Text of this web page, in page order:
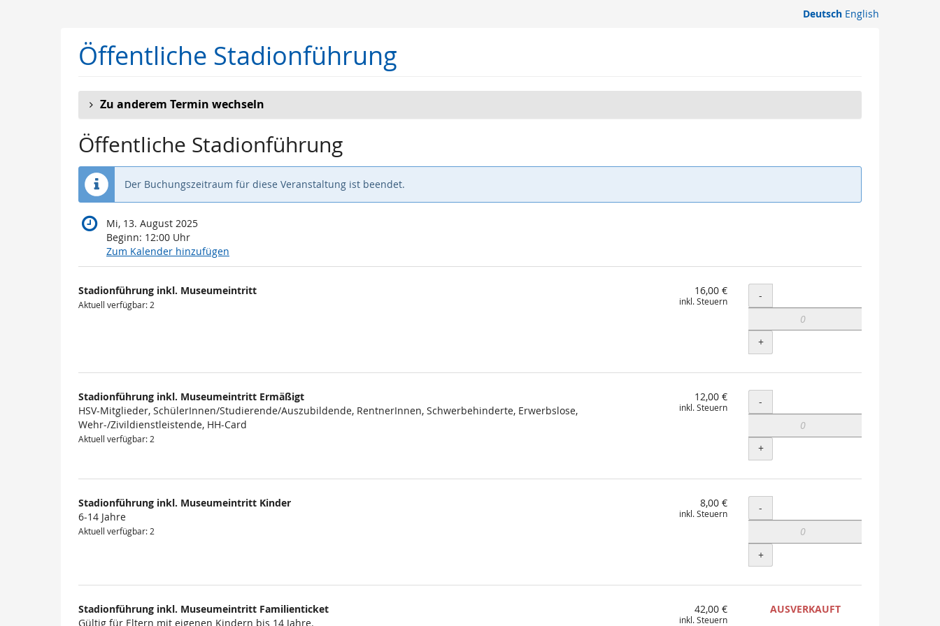
Deutsch English
Öffentliche Stadionführung
Zu anderem Termin wechseln
Öffentliche Stadionführung
Der Buchungszeitraum für diese Veranstaltung ist beendet.
Mi, 13. August 2025
Beginn: 12:00 Uhr
Zum Kalender hinzufügen
Produkte
Unkategorisierte
Stadionführung inkl. Museumeintritt
Aktuell verfügbar: 2
16,00 €
inkl. Steuern Menge
-
+
Stadionführung inkl. Museumeintritt Ermäßigt
HSV-Mitglieder, SchülerInnen/Studierende/Auszubildende, RentnerInnen, Schwerbehinderte, Erwerbslose,
Wehr-/Zivildienstleistende, HH-Card
Aktuell verfügbar: 2
12,00 €
inkl. Steuern Menge
-
+
Stadionführung inkl. Museumeintritt Kinder
6-14 Jahre
Aktuell verfügbar: 2
8,00 €
inkl. Steuern Menge
-
+
Stadionführung inkl. Museumeintritt Familienticket
Gültig für Eltern mit eigenen Kindern bis 14 Jahre.
42,00 €
inkl. Steuern
AUSVERKAUFT